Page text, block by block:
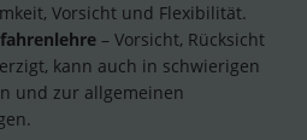
Vorsicht und Flexibilität.
– Vorsicht, Rücksicht
kann auch in schwierigen
und zur allgemeinen